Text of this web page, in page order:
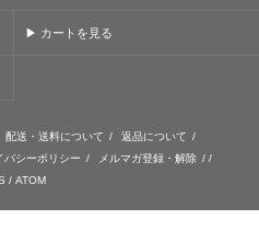
▶ カートを見る
配送・送料について / 返品について /
バシーポリシー / メルマガ登録・解除 / /
/ ATOM